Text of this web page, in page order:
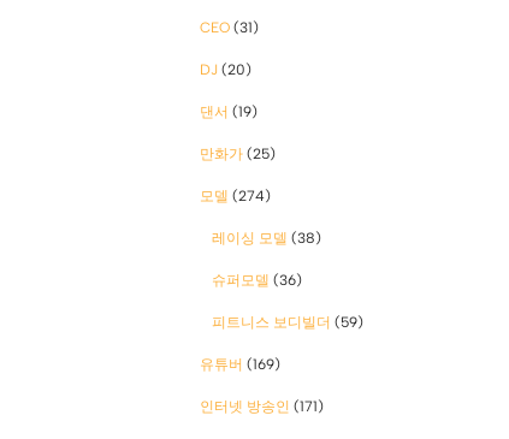
CEO (31)
DJ (20)
댄서 (19)
만화가 (25)
모델 (274)
레이싱 모델 (38)
슈퍼모델 (36)
피트니스 보디빌더 (59)
유튜버 (169)
인터넷 방송인 (171)